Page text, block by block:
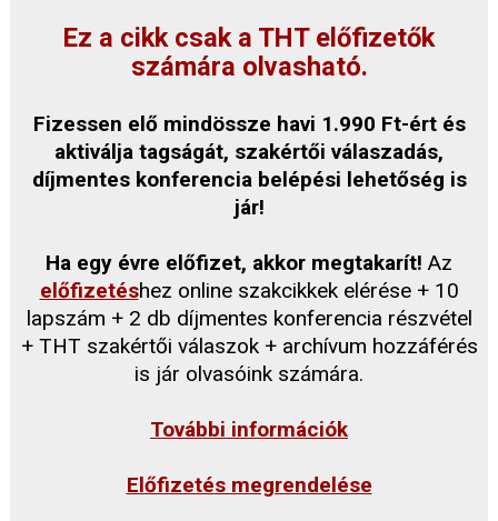
Ez a cikk csak a THT előfizetők
számára olvasható.
Fizessen elő mindössze havi 1.990 Ft-ért és
aktiválja tagságát, szakértői válaszadás,
díjmentes konferencia belépési lehetőség is
jár!
Ha egy évre előfizet, akkor megtakarít! Az
előfizetéshez online szakcikkek elérése + 10
lapszám + 2 db díjmentes konferencia részvétel
+ THT szakértői válaszok + archívum hozzáférés
is jár olvasóink számára.
További információk
Előfizetés megrendelése